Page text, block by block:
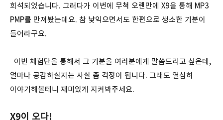
희석되었습니다. 그러다가 이번에 무척 오랜만에 X9을 통해 MP3
PMP를 만져봤는데요. 참 낯익으면서도 한편으로 생소한 기분이
들어라구요.
이번 체험단을 통해서 그 기분을 여러분에게 말씀드리고 싶은데,
얼마나 공감하실지는 사실 좀 걱정이 됩니다. 그래도 열심히
이야기해볼테니 재미있게 지켜봐주세요.
X9이 오다!